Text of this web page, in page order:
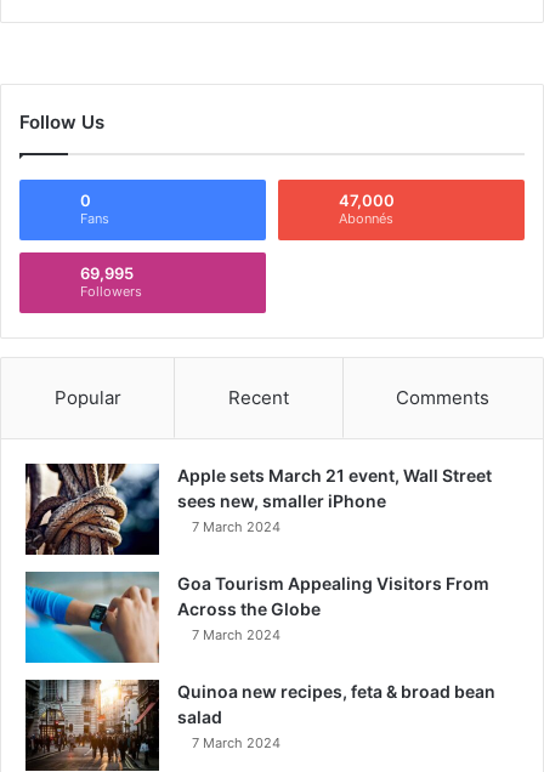
Follow Us
0
Fans
47,000
Abonnés
69,995
Followers
Popular Recent Comments
Apple sets March 21 event, Wall Street
sees new, smaller iPhone
7 March 2024
Goa Tourism Appealing Visitors From
Across the Globe
7 March 2024
Quinoa new recipes, feta & broad bean
salad
7 March 2024